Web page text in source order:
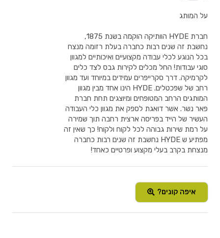
על המותג
חברת HYDE הוותיקה הוקמה בשנת 1875,
נחשבת זה שנים רבות כחברה בעלת רזומה מנצח
בכל הנוגע לכלי עבודה מקצועיים ואיכותיים למגוון
סוגי עבודות! החל מכלים לקירות גבס לצד כלים
לקרמיקה. דרך סקרייפרים עמידים במיוחד ועד מגוון
רחב של שפכטלים. HYDE הינו אחד מבין מגוון
המותגים הרחב המטופחים ומיוצגים תחת חברת
פאר נשר. אשר דואגת לספק את מגוון כלי העבודה
העשיר של הייד בפריסה ארצית רחבה תוך שמירה
על רמת שירות גבוהה לכל לקוח ולקוח! כך שאין זה
מפתיע ש HYDE נחשבת זה שנים רבות כחברה
מנצחת בקרב בעלי מקצוע ופרטיים כאחד!
איפה קונים?